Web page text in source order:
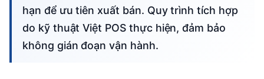
hạn để ưu tiên xuất bán. Quy trình tích hợp
do kỹ thuật Việt POS thực hiện, đảm bảo
không gián đoạn vận hành.